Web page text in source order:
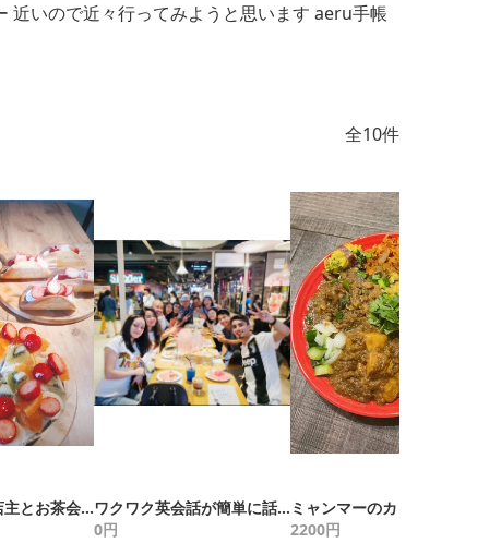
近いので近々行ってみようと思います aeru手帳
全10件
ケーキ屋さん店主とお茶会 『みんなで美味しいケーキを食べる会』
ワクワク英会話が簡単に話せるよ♪
0円
2200円